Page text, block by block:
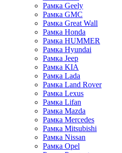
Рамка Geely
Рамка GMC
Рамка Great Wall
Рамка Honda
Рамка HUMMER
Рамка Hyundai
Рамка Jeep
Рамка KIA
Рамка Lada
Рамка Land Rover
Рамка Lexus
Рамка Lifan
Рамка Mazda
Рамка Mercedes
Рамка Mitsubishi
Рамка Nissan
Рамка Opel